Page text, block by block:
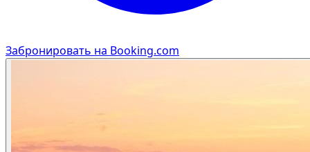
Забронировать на Booking.com